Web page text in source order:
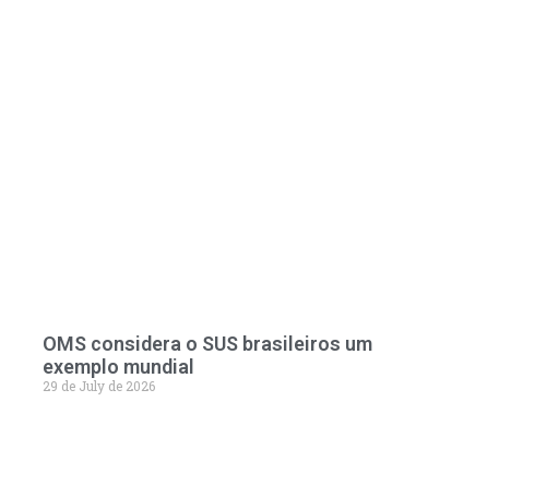
OMS considera o SUS brasileiros um
exemplo mundial
29 de July de 2026